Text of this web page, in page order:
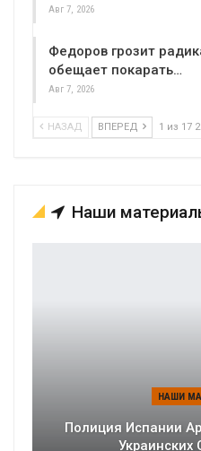
Авг 7, 2026
Федоров грозит
обещает покарать…
Авг 7, 2026
НАЗАД ВПЕРЕД 1 из 17
Наши
НАШИ
Полиция Испании
Украинских